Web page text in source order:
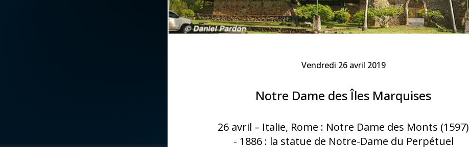
Marie qui défait les
nœuds
Une Minute avec Marie
Marie de Nazareth
Vendredi 26 avril 2019
Notre Dame des Îles Marquises
26 avril – Italie, Rome : Notre Dame des Monts (1597)
- 1886 : la statue de Notre-Dame du Perpétuel